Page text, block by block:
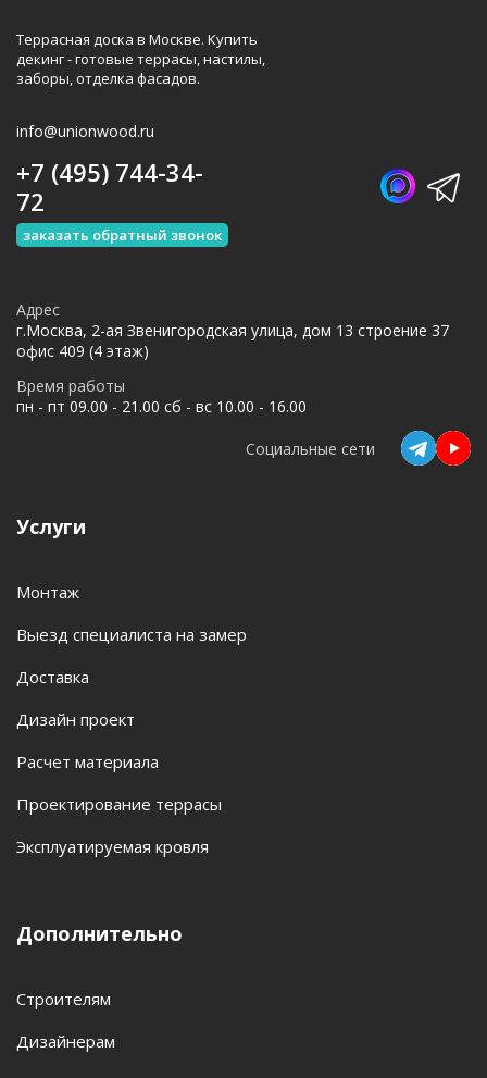
Террасная доска в Москве. Купить
декинг - готовые террасы, настилы,
заборы, отделка фасадов.
info@unionwood.ru
Услуги
Монтаж
Выезд специалиста на замер
Доставка
Дизайн проект
Расчет материала
Проектирование террасы
Эксплуатируемая кровля
Дополнительно
Строителям
Дизайнерам
+7 (495) 744-34-
72
заказать обратный звонок
Адрес
г.Москва, 2-ая Звенигородская улица, дом 13 строение 37
офис 409 (4 этаж)
Время работы
пн - пт 09.00 - 21.00 сб - вс 10.00 - 16.00
Социальные сети